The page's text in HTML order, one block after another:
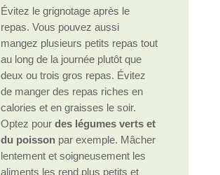
Évitez le grignotage après le
repas. Vous pouvez aussi
mangez plusieurs petits repas tout
au long de la journée plutôt que
deux ou trois gros repas. Évitez
de manger des repas riches en
calories et en graisses le soir.
Optez pour des légumes verts et
du poissonpar exemple. Mâcher
lentement et soigneusement les
aliments les rend plus petits et